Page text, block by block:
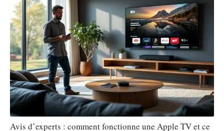
Avis d’experts : comment fonctionne une Apple TV et ce